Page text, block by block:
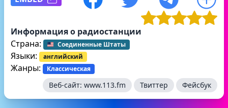
Информация о радиостанции
Страна:
Соединенные Штаты
Языки: английский
Жанры: Классическая
Веб-сайт: www.113.fm Твиттер Фейсбук